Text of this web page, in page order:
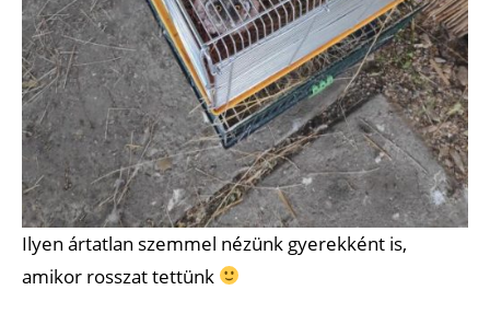
Ilyen ártatlan szemmel nézünk gyerekként is,
amikor rosszat tettünk